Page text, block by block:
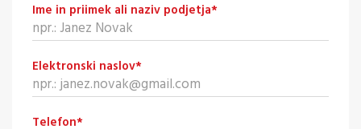
Ime in priimek ali naziv podjetja*
Elektronski naslov*
Telefon*